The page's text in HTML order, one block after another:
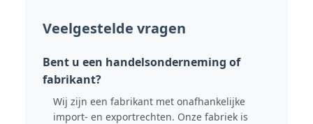
Veelgestelde vragen
Bent u een handelsonderneming of
fabrikant?
Wij zijn een fabrikant met onafhankelijke
import- en exportrechten. Onze fabriek is